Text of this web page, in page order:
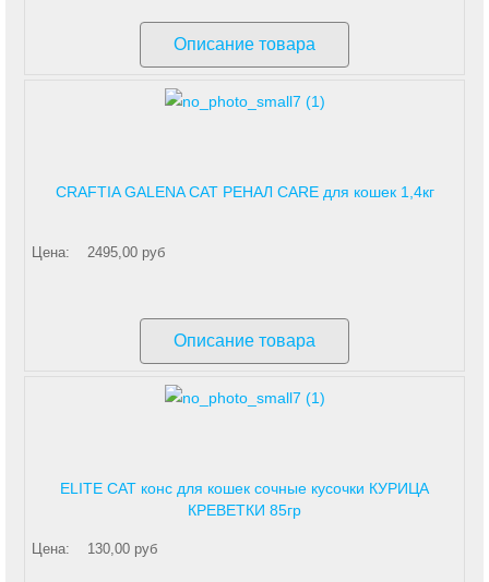
Описание товара
CRAFTIA GALENA CAT РЕНАЛ CARE для кошек 1,4кг
Цена: 2495,00 руб
Описание товара
ELITE CAT конс для кошек сочные кусочки КУРИЦА
КРЕВЕТКИ 85гр
Цена: 130,00 руб